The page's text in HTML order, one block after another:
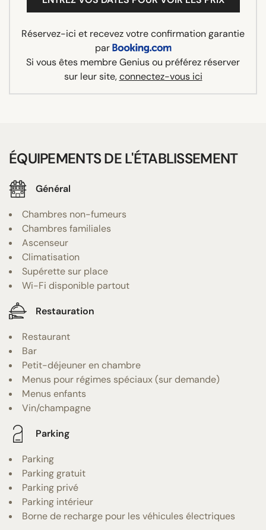
Réservez-ici et recevez votre confirmation garantie
par
Si vous êtes membre Genius ou préférez réserver
sur leur site,connectez-vous ici
ÉQUIPEMENTS DE L'ÉTABLISSEMENT
Général
Chambres non-fumeurs
Chambres familiales
Ascenseur
Climatisation
Supérette sur place
Wi-Fi disponible partout
Restauration
Restaurant
Bar
Petit-déjeuner en chambre
Menus pour régimes spéciaux (sur demande)
Menus enfants
Vin/champagne
Parking
Parking
Parking gratuit
Parking privé
Parking intérieur
Borne de recharge pour les véhicules électriques